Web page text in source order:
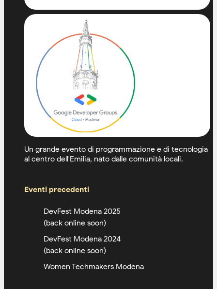
Un grande evento di programmazione e di tecnologia
al centro dell'Emilia, nato dalle comunità locali.
Eventi precedenti
DevFest Modena 2025
(back online soon)
DevFest Modena 2024
(back online soon)
Women Techmakers Modena